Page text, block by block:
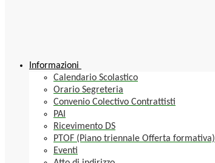
Informazioni
Calendario Scolastico
Orario Segreteria
Convenio Colectivo Contrattisti
PAI
Ricevimento DS
PTOF (Piano triennale Offerta formativa)
Eventi